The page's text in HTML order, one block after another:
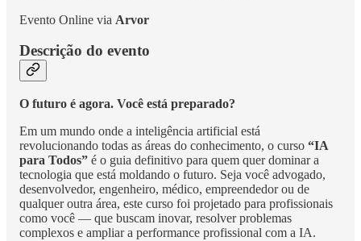
Evento Online via Arvor
Descrição do evento
O futuro é agora. Você está preparado?
Em um mundo onde a inteligência artificial está
revolucionando todas as áreas do conhecimento, o curso “IA
para Todos” é o guia definitivo para quem quer dominar a
tecnologia que está moldando o futuro. Seja você advogado,
desenvolvedor, engenheiro, médico, empreendedor ou de
qualquer outra área, este curso foi projetado para profissionais
como você — que buscam inovar, resolver problemas
complexos e ampliar a performance profissional com a IA.